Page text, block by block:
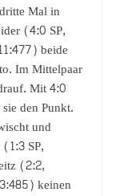
Mal in
(4:0 SP,
beide
Im Mittelpaar
Mit 4:0
den Punkt.
und
SP,
(2:2,
keinen